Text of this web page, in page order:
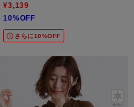
¥3,139
10%OFF
さらに10%OFF